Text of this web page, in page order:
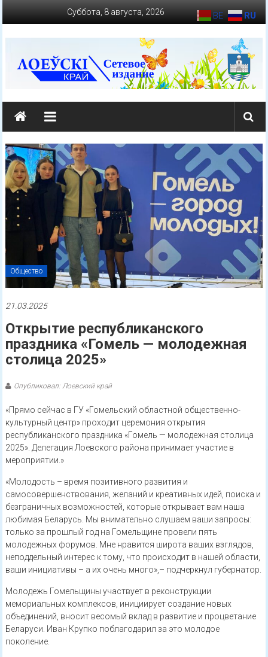
Суббота, 8 августа, 2026
loevkraj.by
Еженедельная
массово-
политическая
газета
Общество
21.03.2025
Открытие республиканского
праздника «Гомель — молодежная
столица 2025»
Опубликовал: Лоевский край
«Прямо сейчас в ГУ «Гомельский областной общественно-
культурный центр» проходит церемония открытия
республиканского праздника «Гомель — молодежная столица
2025». Делегация Лоевского района принимает участие в
мероприятии.»
«Молодость – время позитивного развития и
самосовершенствования, желаний и креативных идей, поиска и
безграничных возможностей, которые открывает вам наша
любимая Беларусь. Мы внимательно слушаем ваши запросы:
только за прошлый год на Гомельщине провели пять
молодежных форумов. Мне нравится широта ваших взглядов,
неподдельный интерес к тому, что происходит в нашей области,
ваши инициативы – а их очень много»,– подчеркнул губернатор.
Молодежь Гомельщины участвует в реконструкции
мемориальных комплексов, инициирует создание новых
объединений, вносит весомый вклад в развитие и процветание
Беларуси. Иван Крупко поблагодарил за это молодое
поколение.
BE RU